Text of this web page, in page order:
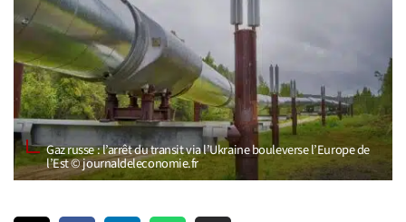
Gaz russe : l’arrêt du transit via l’Ukraine bouleverse l’Europe de
l’Est © journaldeleconomie.fr